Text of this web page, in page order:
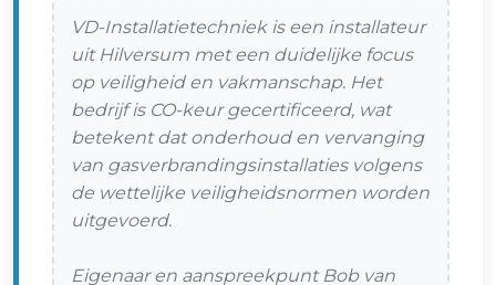
VD-Installatietechniek is een installateur
uit Hilversum met een duidelijke focus
op veiligheid en vakmanschap. Het
bedrijf is CO-keur gecertificeerd, wat
betekent dat onderhoud en vervanging
van gasverbrandingsinstallaties volgens
de wettelijke veiligheidsnormen worden
uitgevoerd.
Eigenaar en aanspreekpunt Bob van